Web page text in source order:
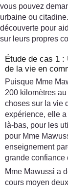
vous pouvez
urbaine ou citadine.
découverte pour
sur leurs propres
Étude de cas 1
de la vie en
Puisque Mme
200 kilomètres
choses sur la vie
expérience, elle
là-bas, pour les
pour Mme
enseignement
grande confiance
Mme Mawussi a
cours moyen